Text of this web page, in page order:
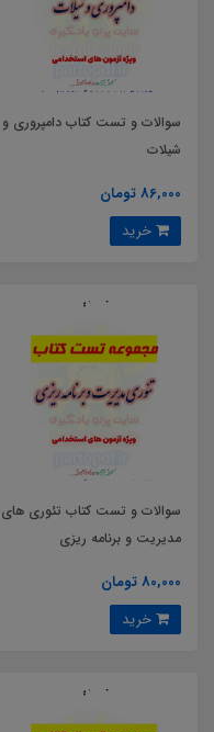
سوالات و تست کتاب دامپروری و
شیلات
86,000 تومان
سوالات و تست کتاب تئوری های
مدیریت و برنامه ریزی
80,000 تومان